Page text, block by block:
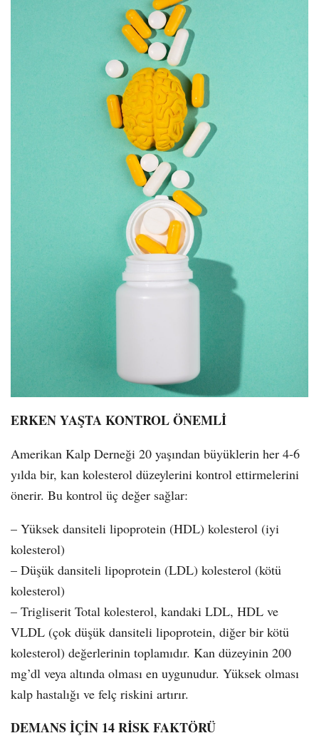
ERKEN YAŞTA KONTROL ÖNEMLİ
Amerikan Kalp Derneği 20 yaşından büyüklerin her 4-6
yılda bir, kan kolesterol düzeylerini kontrol ettirmelerini
önerir. Bu kontrol üç değer sağlar:
– Yüksek dansiteli lipoprotein (HDL) kolesterol (iyi
kolesterol)
– Düşük dansiteli lipoprotein (LDL) kolesterol (kötü
kolesterol)
– Trigliserit Total kolesterol, kandaki LDL, HDL ve
VLDL (çok düşük dansiteli lipoprotein, diğer bir kötü
kolesterol) değerlerinin toplamıdır. Kan düzeyinin 200
mg’dl veya altında olması en uygunudur. Yüksek olması
kalp hastalığı ve felç riskini artırır.
DEMANS İÇİN 14 RİSK FAKTÖRÜ